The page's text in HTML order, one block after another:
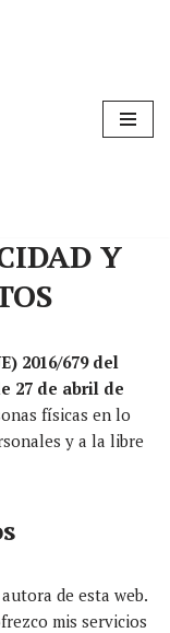
Y
2016/679 del
27 de abril de
físicas en lo
y a la libre
autora de esta web.
mis servicios